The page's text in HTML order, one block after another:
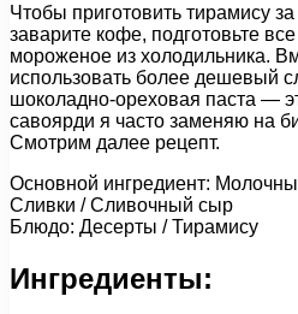
Чтобы приготовить тирамису
заварите кофе, подготовьте
мороженое из холодильника.
использовать более дешевый
шоколадно-ореховая паста —
савоярди я часто заменяю на
Смотрим далее рецепт.
Основной ингредиент:
Сливки / Сливочный сыр
Блюдо: Десерты / Тирамису
Ингредиенты: